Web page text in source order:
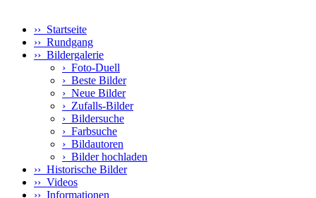
›› Startseite
›› Rundgang
›› Bildergalerie
› Foto-Duell
› Beste Bilder
› Neue Bilder
› Zufalls-Bilder
› Bildersuche
› Farbsuche
› Bildautoren
› Bilder hochladen
›› Historische Bilder
›› Videos
›› Informationen